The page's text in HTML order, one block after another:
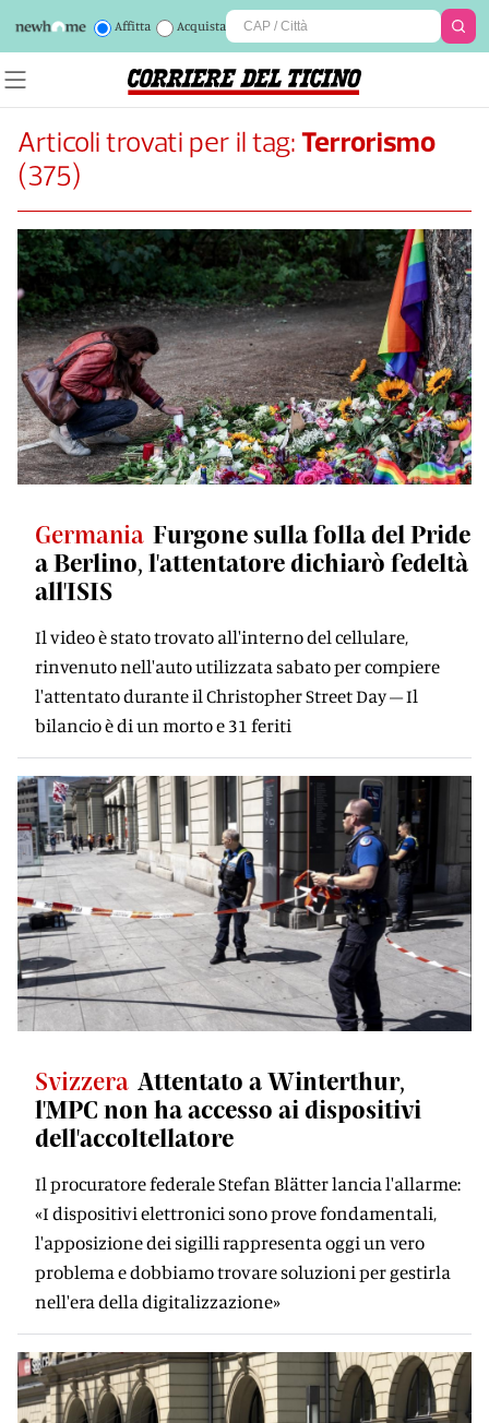
Affitta Acquista
Articoli trovati per il tag:Terrorismo
(375)
Germania Furgone sulla folla del Pride
a Berlino, l'attentatore dichiarò fedeltà
all'ISIS
Il video è stato trovato all'interno del cellulare,
rinvenuto nell'auto utilizzata sabato per compiere
l'attentato durante il Christopher Street Day – Il
bilancio è di un morto e 31 feriti
Svizzera Attentato a Winterthur,
l'MPC non ha accesso ai dispositivi
dell'accoltellatore
Il procuratore federale Stefan Blätter lancia l'allarme:
«I dispositivi elettronici sono prove fondamentali,
l'apposizione dei sigilli rappresenta oggi un vero
problema e dobbiamo trovare soluzioni per gestirla
nell'era della digitalizzazione»